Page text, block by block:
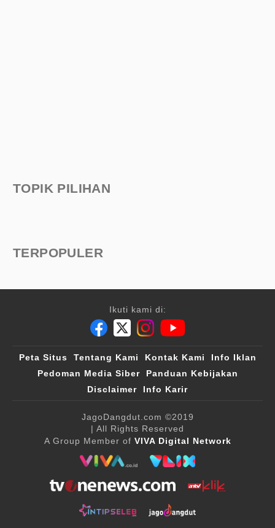
TOPIK PILIHAN
TERPOPULER
Ikuti kami di:
Peta Situs Tentang Kami Kontak Kami
Info Iklan
Pedoman Media Siber
Panduan Kebijakan
Disclaimer
Info Karir
JagoDangdut.com ©2019
| All Rights Reserved
A Group Member of VIVA Digital Network